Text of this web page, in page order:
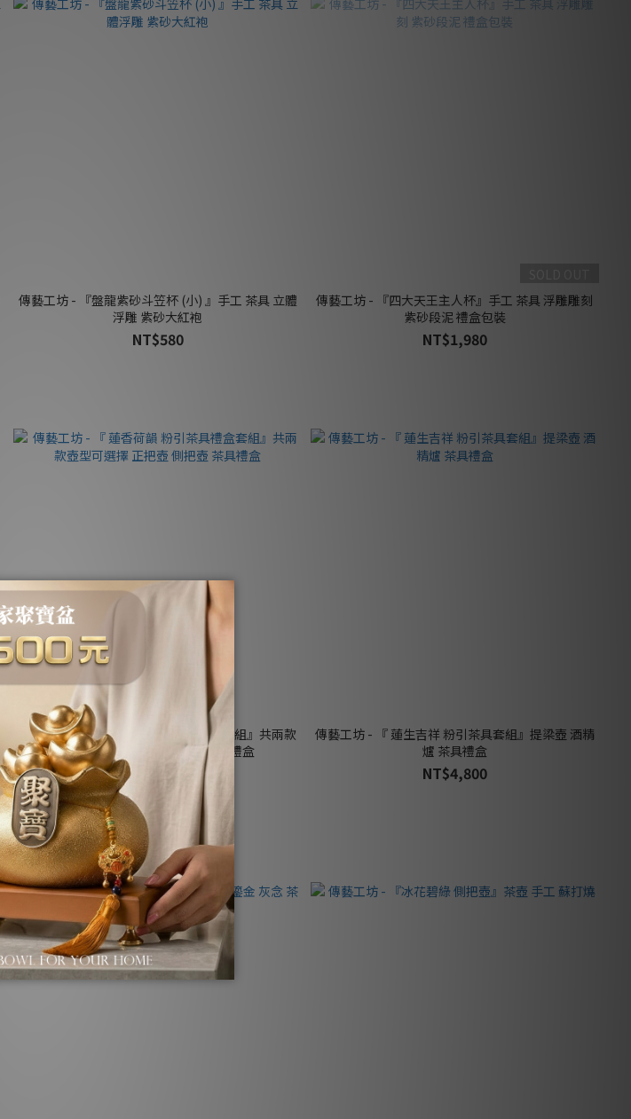
傳藝工坊 - 『盤龍紫砂斗笠杯 (小) 』手工 茶具 立體
浮雕 紫砂大紅袍
NT$580
傳藝工坊 - 『四大天王主人杯』手工 茶具 浮雕雕刻
紫砂段泥 禮盒包裝
NT$1,980
傳藝工坊 - 『 蓮香荷韻 粉引茶具禮盒套組』共兩款
壺型可選擇 正把壺 側把壺 茶具禮盒
NT$3,800
NT$4,800
傳藝工坊 - 『 蓮生吉祥 粉引茶具套組』提梁壺 酒精
爐 茶具禮盒
NT$4,800